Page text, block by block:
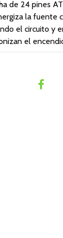
de 24 pines
la fuente
el circuito y
el